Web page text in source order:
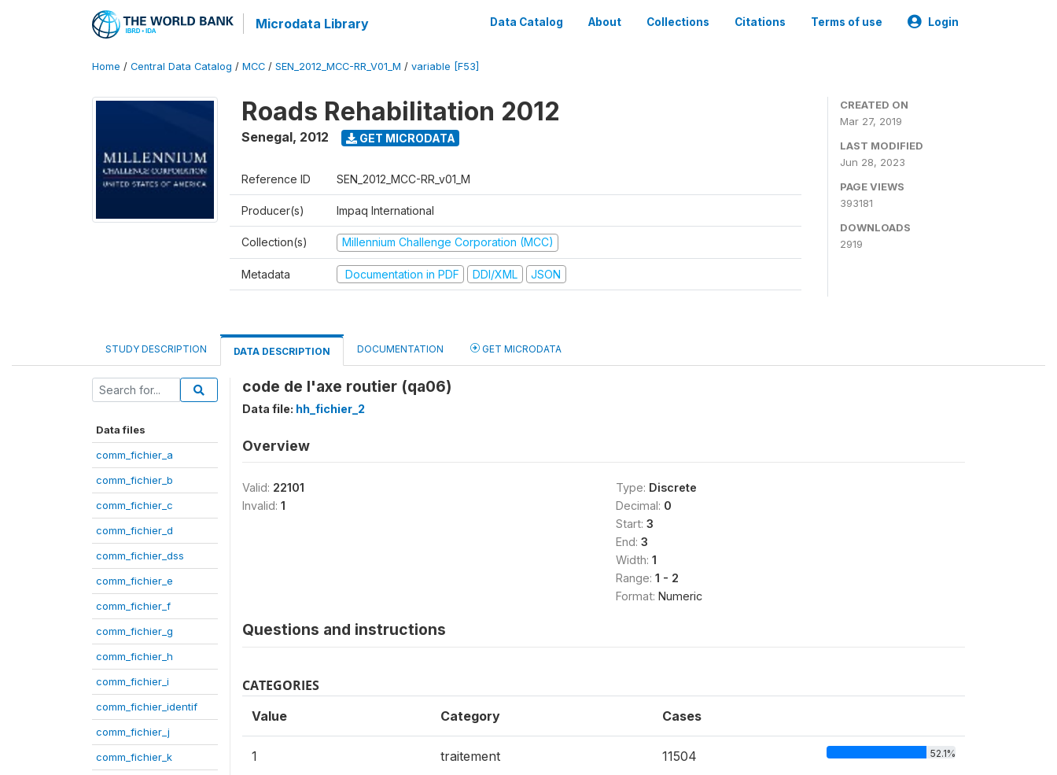
Microdata Library Data Catalog About Collections Citations Terms of use Login
Home / Central Data Catalog / MCC / SEN_2012_MCC-RR_V01_M / variable [F53]
Roads Rehabilitation 2012
Senegal, 2012 GET MICRODATA
Reference ID SEN_2012_MCC-RR_v01_M
Producer(s) Impaq International
Collection(s) Millennium Challenge Corporation (MCC)
Metadata Documentation in PDF DDI/XML JSON
CREATED ON
Mar 27, 2019
LAST MODIFIED
Jun 28, 2023
PAGE VIEWS
393181
DOWNLOADS
2919
STUDY DESCRIPTION DATA DESCRIPTION DOCUMENTATION GET MICRODATA
Data files
comm_fichier_a
comm_fichier_b
comm_fichier_c
comm_fichier_d
comm_fichier_dss
comm_fichier_e
comm_fichier_f
comm_fichier_g
comm_fichier_h
comm_fichier_i
comm_fichier_identif
comm_fichier_j
comm_fichier_k
code de l'axe routier (qa06)
Data file: hh_fichier_2
Overview
Valid: 22101
Invalid: 1
Type: Discrete
Decimal: 0
Start: 3
End: 3
Width: 1
Range: 1 - 2
Format: Numeric
Questions and instructions
CATEGORIES
Value Category Cases
1 traitement 11504 52.1%